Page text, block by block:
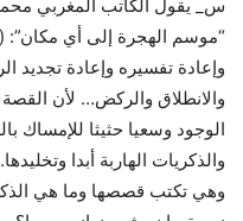
س_ يقول الكاتب المغربي
“موسم الهجرة إلى أي مكان”:
وإعادة تفسيره وإعادة تجديد
والانطلاق والركض… لأن
الوجود وسعيا حثيثا للإمساك
والذكريات الهاربة أبدا
وهي تكتب قصصها وما هي